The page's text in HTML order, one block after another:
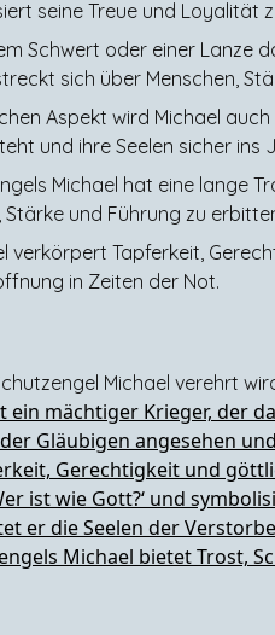
seine Treue und Loyalität
Schwert oder einer Lanze
sich über Menschen,
Aspekt wird Michael
und ihre Seelen sicher ins
Michael hat eine lange
Stärke und Führung zu
verkörpert Tapferkeit,
in Zeiten der Not.
Michael verehrt
ein mächtiger Krieger, der
Gläubigen angesehen
Gerechtigkeit und
ist wie Gott?‘ und
er die Seelen der
Michael bietet Trost,